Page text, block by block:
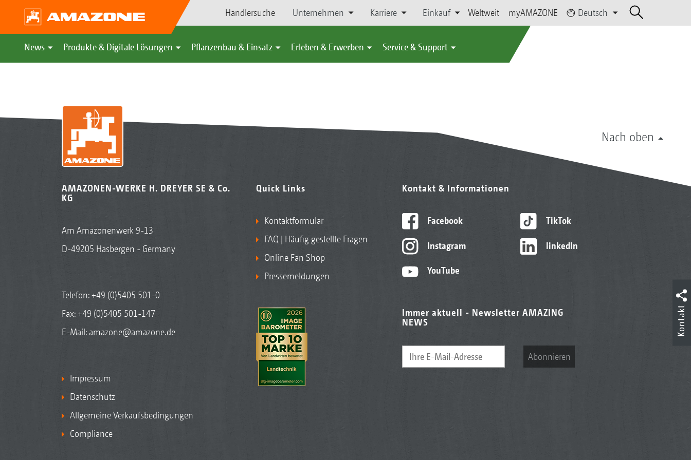
Händlersuche Unternehmen Karriere Einkauf Weltweit myAMAZONE Deutsch
News Produkte & Digitale Lösungen Pflanzenbau & Einsatz Erleben & Erwerben Service & Support
AMAZONE Pflanzenbau & Einsatz Pflanzenbau Controlled Row Farming details-controlled-row-farming
Nach oben
AMAZONEN-WERKE H. DREYER SE & Co.
KG
Am Amazonenwerk 9-13
D-49205 Hasbergen - Germany
Telefon:+49 (0)5405 501-0
Fax: +49 (0)5405 501-147
E-Mail: amazone@amazone.de
Impressum
Datenschutz
Allgemeine Verkaufsbedingungen
Compliance
Quick Links
Kontaktformular
FAQ | Häufig gestellte Fragen
Online Fan Shop
Pressemeldungen
Kontakt & Informationen
Facebook
Instagram
YouTube
TikTok
linkedIn
Immer aktuell - Newsletter AMAZING
NEWS
Abonnieren
Kontakt